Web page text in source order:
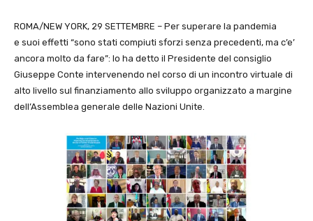
ROMA/NEW YORK, 29 SETTEMBRE – Per superare la pandemia
e suoi effetti “sono stati compiuti sforzi senza precedenti, ma c’e’
ancora molto da fare”: lo ha detto il Presidente del consiglio
Giuseppe Conte intervenendo nel corso di un incontro virtuale di
alto livello sul finanziamento allo sviluppo organizzato a margine
dell’Assemblea generale delle Nazioni Unite.